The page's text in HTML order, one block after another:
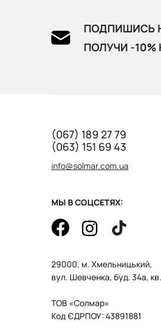
ПОДПИШИСЬ
ПОЛУЧИ -
(067) 189 27 79
(063) 151 69 43
info@solmar.com.ua
МЫ В СОЦСЕТЯХ:
29000, м. Хмельницький,
вул. Шевченка, буд. 34а,
ТОВ «Солмар»
Код ЄДРПОУ: 43891881